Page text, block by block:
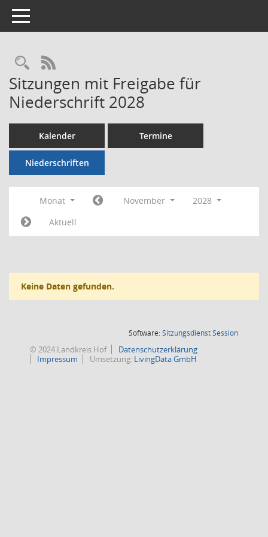
Toggle navigation
Rechercheauswahl
RSS-Feed
Sitzungen mit Freigabe für
Niederschrift 2028
Kalender Termine
Niederschriften
Monat November
2028
Aktuell
Keine Daten gefunden.
Software:SitzungsdienstSession(Wird in
© 2024 Landkreis Hof
Datenschutzerklärung
Impressum
Umsetzung: LivingData GmbH